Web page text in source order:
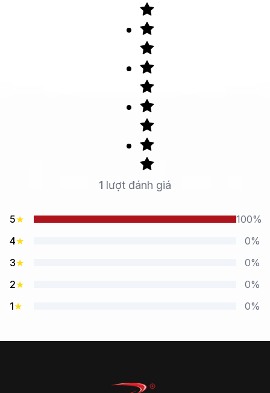
1 lượt đánh giá
5★
100%
4★
0%
3★
0%
2★
0%
1★ 0%